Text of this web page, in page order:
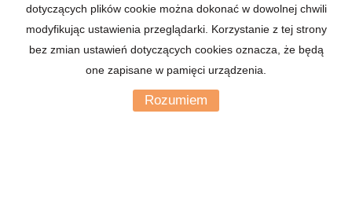
Email
dotyczących plików cookie można dokonać w dowolnej chwili
modyfikując ustawienia przeglądarki. Korzystanie z tej strony
bez zmian ustawień dotyczących cookies oznacza, że będą
one zapisane w pamięci urządzenia.
Rozumiem